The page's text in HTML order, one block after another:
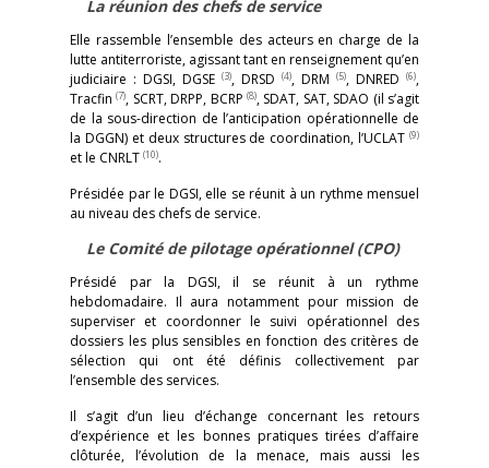
La réunion des chefs de service
Elle rassemble l’ensemble des acteurs en charge de la
lutte antiterroriste, agissant tant en renseignement qu’en
judiciaire : DGSI, DGSE (3), DRSD (4), DRM (5), DNRED (6),
Tracfin(7), SCRT, DRPP, BCRP(8), SDAT, SAT, SDAO (il s’agit
de la sous-direction de l’anticipation opérationnelle de
la DGGN) et deux structures de coordination, l’UCLAT (9)
et le CNRLT (10).
Présidée par le DGSI, elle se réunit à un rythme mensuel
au niveau des chefs de service.
Le Comité de pilotage opérationnel (CPO)
Présidé par la DGSI, il se réunit à un rythme
hebdomadaire. Il aura notamment pour mission de
superviser et coordonner le suivi opérationnel des
dossiers les plus sensibles en fonction des critères de
sélection qui ont été définis collectivement par
l’ensemble des services.
Il s’agit d’un lieu d’échange concernant les retours
d’expérience et les bonnes pratiques tirées d’affaire
clôturée, l’évolution de la menace, mais aussi les